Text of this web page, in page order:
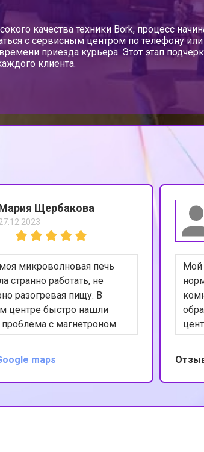
качества техники Bork, процесс
с сервисным центром по телефону
приезда курьера. Этот этап
клиента.
Щербакова
микроволновая печь
странно работать, не
разогревая пищу. В
центре быстро нашли
проблема с магнетроном.
печь снова
идеально. Я
за оперативность и
работ.
maps
Мой